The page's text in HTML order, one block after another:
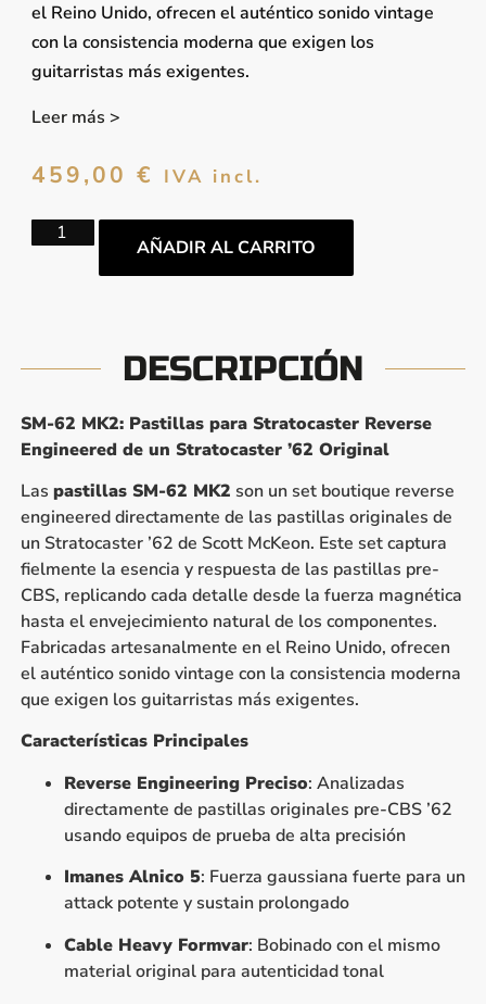
el Reino Unido, ofrecen el auténtico sonido vintage
con la consistencia moderna que exigen los
guitarristas más exigentes.
Leer más >
459,00 € IVA incl.
AÑADIR AL CARRITO
DESCRIPCIÓN
SM-62 MK2: Pastillas para Stratocaster Reverse
Engineered de un Stratocaster ’62 Original
Las pastillas SM-62 MK2 son un set boutique reverse
engineered directamente de las pastillas originales de
un Stratocaster ’62 de Scott McKeon. Este set captura
fielmente la esencia y respuesta de las pastillas pre-
CBS, replicando cada detalle desde la fuerza magnética
hasta el envejecimiento natural de los componentes.
Fabricadas artesanalmente en el Reino Unido, ofrecen
el auténtico sonido vintage con la consistencia moderna
que exigen los guitarristas más exigentes.
Características Principales
Reverse Engineering Preciso: Analizadas
directamente de pastillas originales pre-CBS ’62
usando equipos de prueba de alta precisión
Imanes Alnico 5: Fuerza gaussiana fuerte para un
attack potente y sustain prolongado
Cable Heavy Formvar: Bobinado con el mismo
material original para autenticidad tonal